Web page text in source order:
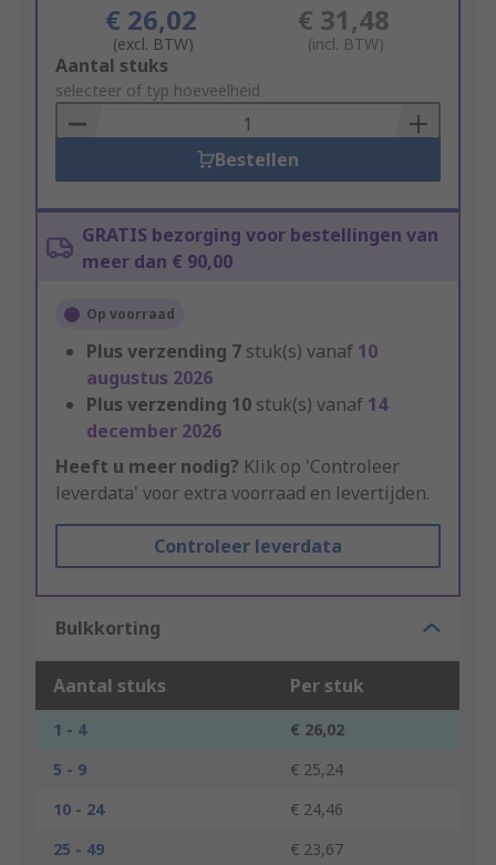
€ 26,02
(excl. BTW)
€ 31,48
(incl. BTW)
Add
to
Basket
Aantal stuks
selecteer of typ hoeveelheid
Bestellen
GRATIS bezorging voor bestellingen van
meer dan € 90,00
Op voorraad
Plus verzending 7 stuk(s) vanaf 10
augustus 2026
Plus verzending 10 stuk(s) vanaf 14
december 2026
Heeft u meer nodig? Klik op 'Controleer
leverdata' voor extra voorraad en levertijden.
Controleer leverdata
Bulkkorting
Aantal stuks Per stuk
1 - 4
€ 26,02
5 - 9
€ 25,24
10 - 24
€ 24,46
25 - 49
€ 23,67